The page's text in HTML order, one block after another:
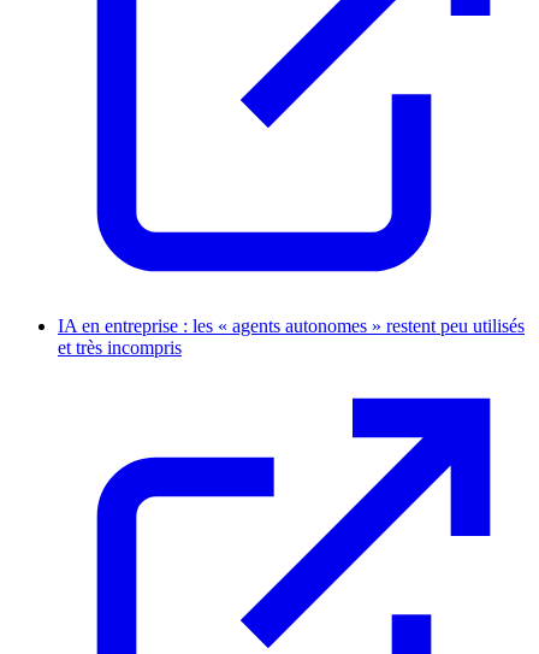
IA en entreprise : les « agents autonomes » restent peu utilisés
et très incompris